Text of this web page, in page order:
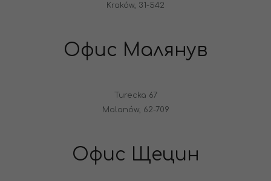
Kraków, 31-542
Офис Малянув
Turecka 67
Malanów, 62-709
Офис Щецин